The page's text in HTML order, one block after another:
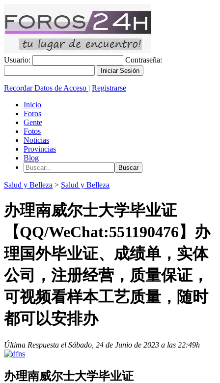
Usuario: Contraseña:
Recordar Datos de Acceso | Registrarse
Inicio
Foros
Gente
Fotos
Noticias
Provincias
Blog
Salud y Belleza > Salud y Belleza
办理南威尔士大学毕业证
【QQ/WeChat:551190476】办
理国外毕业证、成绩单，实体
公司，注册经营，质量保证，
可视频看样本工艺质量，随时
都可以安排办
Última Respuesta el Sábado, 24 de Junio de 2023 a las 22:49h
办理南威尔士大学毕业证